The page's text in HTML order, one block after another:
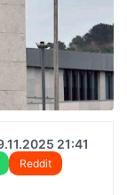
21:41
Reddit